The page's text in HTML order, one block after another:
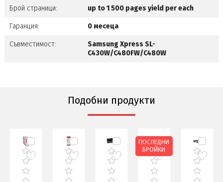
Брой страници: up to 1 500 pages yield per each
Гаранция: 0 месеца
Съвместимост:
Samsung Xpress SL-
C430W/C480FW/C480W
Подобни продукти
ПОСЛЕДНИ
БРОЙКИ